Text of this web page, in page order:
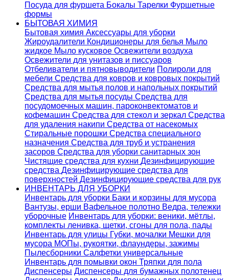
Посуда для фуршета Бокалы Тарелки Фуршетные
формы
БЫТОВАЯ ХИМИЯ
Бытовая химия Аксессуары для уборки
Жироудалители Кондиционеры для белья Мыло
жидкое Мыло кусковое Освежители воздуха
Освежители для унитазов и писсуаров
Отбеливатели и пятновыводители Полироли для
мебели Средства для ковров и ковровых покрытий
Средства для мытья полов и напольных покрытий
Средства для мытья посуды Средства для
посудомоечных машин, пароконвектоматов и
кофемашин Средства для стекол и зеркал Средства
для удаления накипи Средства от насекомых
Стиральные порошки Cредства специального
назначения Средства для труб и устранения
засоров Средства для уборки санитарных зон
Чистящие средства для кухни Дезинфицирующие
средства Дезинфицирующие средства для
поверхностей Дезинфицирующие средства для рук
ИНВЕНТАРЬ ДЛЯ УБОРКИ
Инвентарь для уборки Баки и корзины для мусора
Вантузы, ерши Вафельное полотно Ведра, тележки
уборочные Инвентарь для уборки: веники, мётлы,
комплекты ленивка, щетки, сгоны для пола, пады
Инвентарь для улицы Губки, мочалки Мешки для
мусора МОПы, рукоятки, флаундеры, зажимы
Пылесборники Салфетки универсальные
Инвентарь для помывки окон Тряпки для пола
Диспенсеры Диспенсеры для бумажных полотенец